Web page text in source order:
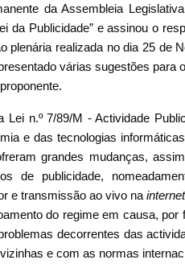
da Assembleia
da Publicidade” e assinou o
plenária realizada no dia 25 de
várias sugestões
Lei n.º 7/89/M - Actividade
e das tecnologias
grandes mudanças,
de publicidade,
e transmissão ao vivo na internet
do regime em causa,
decorrentes das
e com as normas